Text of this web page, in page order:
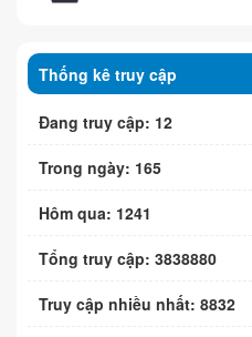
Thống kê truy cập
Đang truy cập: 12
Trong ngày: 165
Hôm qua: 1241
Tổng truy cập: 3838880
Truy cập nhiều nhất: 8832